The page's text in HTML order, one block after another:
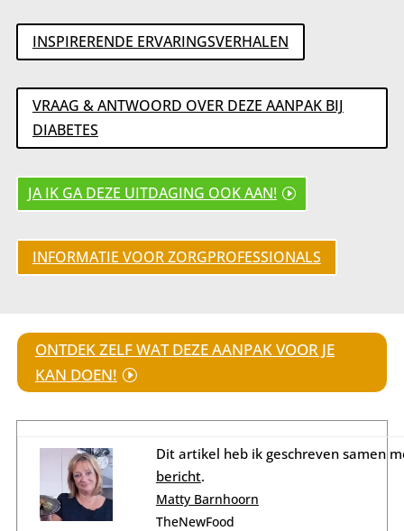
INSPIRERENDE ERVARINGSVERHALEN
VRAAG & ANTWOORD OVER DEZE AANPAK BIJ
DIABETES
JA IK GA DEZE UITDAGING OOK AAN!
INFORMATIE VOOR ZORGPROFESSIONALS
ONTDEK ZELF WAT DEZE AANPAK VOOR JE
KAN DOEN!
Dit artikel heb ik geschreven samen
bericht.
Matty Barnhoorn
TheNewFood